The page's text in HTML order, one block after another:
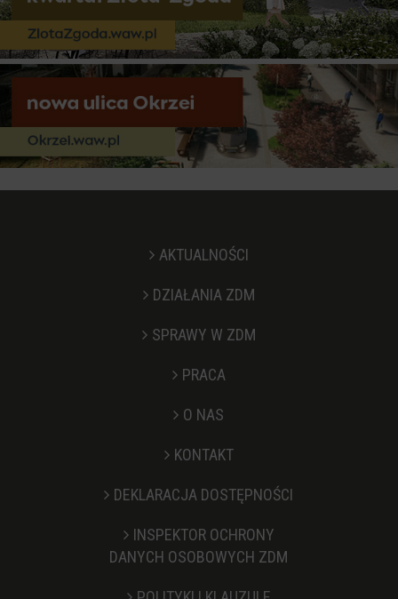
AKTUALNOŚCI
DZIAŁANIA ZDM
SPRAWY W ZDM
PRACA
O NAS
KONTAKT
DEKLARACJA DOSTĘPNOŚCI
INSPEKTOR OCHRONY
DANYCH OSOBOWYCH ZDM